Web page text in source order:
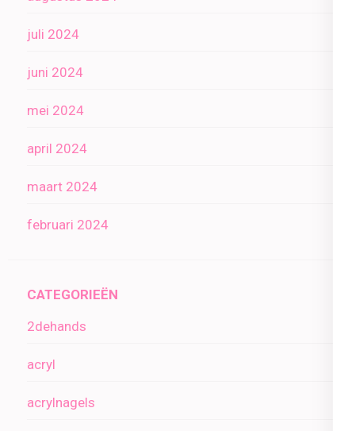
juli 2024
juni 2024
mei 2024
april 2024
maart 2024
februari 2024
CATEGORIEËN
2dehands
acryl
acrylnagels